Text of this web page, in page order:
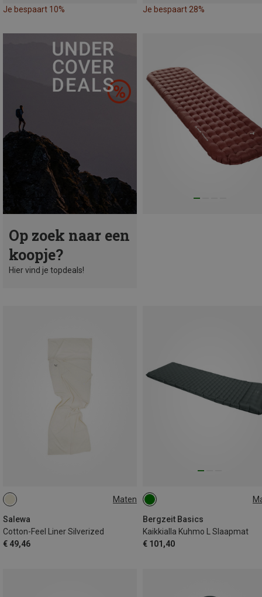
Je bespaart 10% Je bespaart 28%
Op zoek naar een
koopje?
Hier vind je topdeals!
Maten
Salewa
Cotton-Feel Liner Silverized
€ 49,46
MAX. 185CM
Bergzeit Basics
Kaikkialla Kuhmo L Slaapmat
€ 101,40
188X64CM